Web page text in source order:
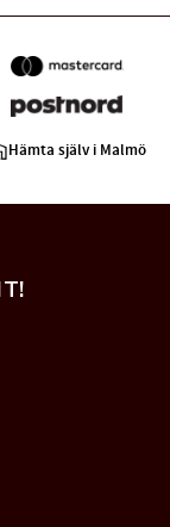
Hämta själv i Malmö